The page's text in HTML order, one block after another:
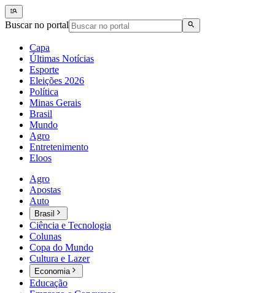
Buscar no portal
Capa
Últimas Notícias
Esporte
Eleições 2026
Política
Minas Gerais
Brasil
Mundo
Agro
Entretenimento
Eloos
Agro
Apostas
Auto
Brasil
Ciência e Tecnologia
Colunas
Copa do Mundo
Cultura e Lazer
Economia
Educação